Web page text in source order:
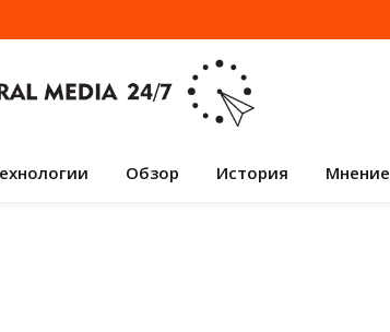
Обзор История Мнение